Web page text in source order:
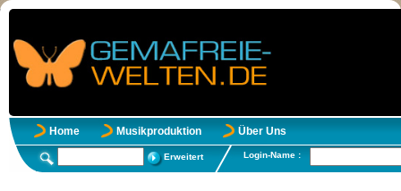
Home Musikproduktion Über Uns
Erweitert Login-Name :